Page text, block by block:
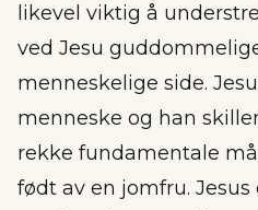
likevel viktig å
ved Jesu
menneskelige side.
menneske og han
rekke fundamentale
født av en jomfru.